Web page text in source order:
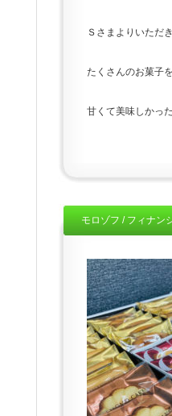
Ｓさまよりいただ
たくさんのお菓子
甘くて美味しかった
モロゾフ / フィナン